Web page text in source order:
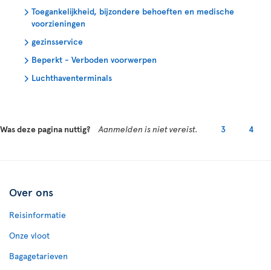
Toegankelijkheid, bijzondere behoeften en medische
voorzieningen
gezinsservice
Beperkt - Verboden voorwerpen
Luchthaventerminals
Was deze pagina nuttig? Aanmelden is niet vereist. 3 4
Over ons
Reisinformatie
Onze vloot
Bagagetarieven